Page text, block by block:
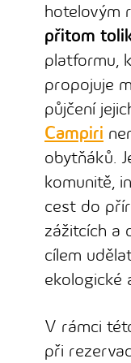
hotelovým
přitom
platformu,
propojuje
půjčení
Campiri
obytňáků.
komunitě,
cest do
zážitcích a
cílem
ekologické
V rámci
při